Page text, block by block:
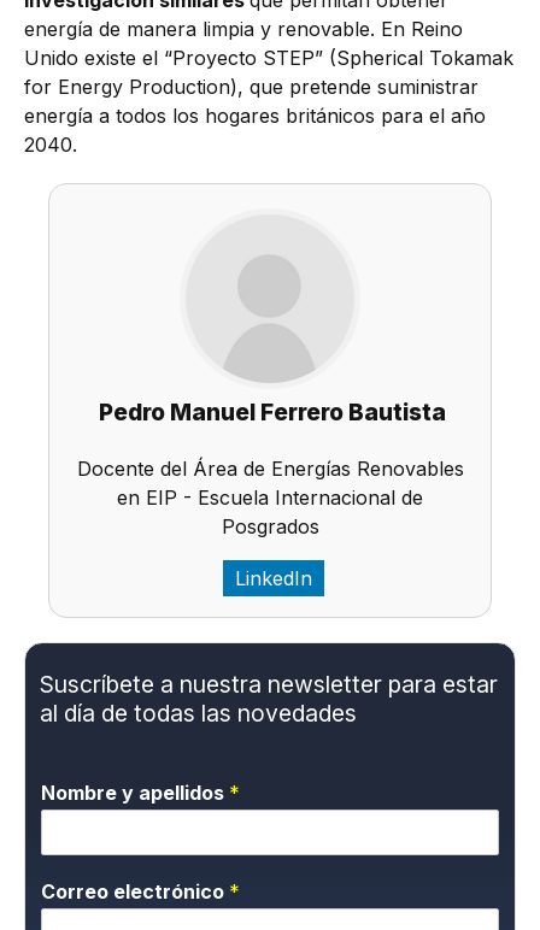
energía de manera limpia y renovable. En Reino
Unido existe el “Proyecto STEP” (Spherical Tokamak
for Energy Production), que pretende suministrar
energía a todos los hogares británicos para el año
2040.
Pedro Manuel Ferrero Bautista
Docente del Área de Energías Renovables
en EIP - Escuela Internacional de
Posgrados
LinkedIn
Suscríbete a nuestra newsletter para estar
al día de todas las novedades
Nombre y apellidos *
Correo electrónico *